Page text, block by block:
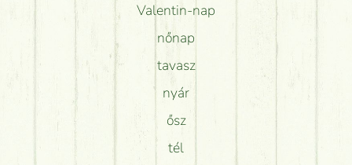
Valentin-nap
nőnap
tavasz
nyár
ősz
tél